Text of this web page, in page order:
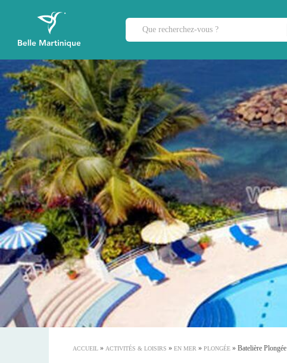
ACCUEIL » ACTIVITÉS & LOISIRS » EN MER » PLONGÉE » Batelière Plongée